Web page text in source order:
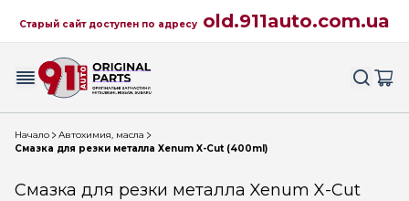
Старый сайт доступен по адресу old.911auto.com.ua
Начало
Автохимия, масла
Смазка для резки металла Xenum X-Cut (400ml)
Смазка для резки металла Xenum X-Cut